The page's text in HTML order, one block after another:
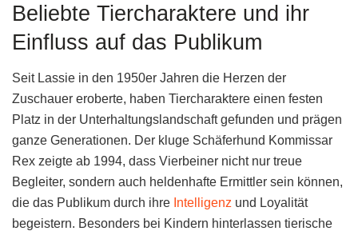
Beliebte Tiercharaktere und ihr
Einfluss auf das Publikum
Seit Lassie in den 1950er Jahren die Herzen der
Zuschauer eroberte, haben Tiercharaktere einen festen
Platz in der Unterhaltungslandschaft gefunden und prägen
ganze Generationen. Der kluge Schäferhund Kommissar
Rex zeigte ab 1994, dass Vierbeiner nicht nur treue
Begleiter, sondern auch heldenhafte Ermittler sein können,
die das Publikum durch ihre Intelligenz und Loyalität
begeistern. Besonders bei Kindern hinterlassen tierische